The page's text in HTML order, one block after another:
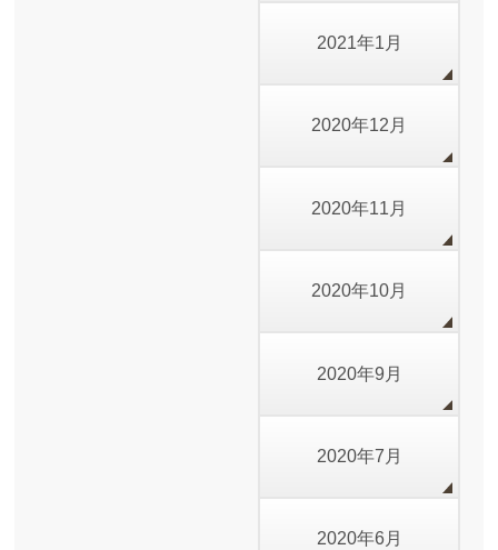
2021年1月
2020年12月
2020年11月
2020年10月
2020年9月
2020年7月
2020年6月